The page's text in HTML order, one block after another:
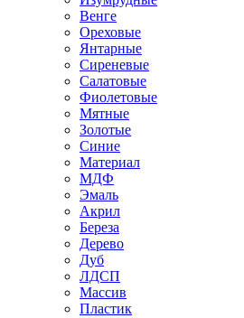
Венге
Ореховые
Янтарные
Сиреневые
Салатовые
Фиолетовые
Мятные
Золотые
Синие
Материал
МДФ
Эмаль
Акрил
Береза
Дерево
Дуб
ЛДСП
Массив
Пластик